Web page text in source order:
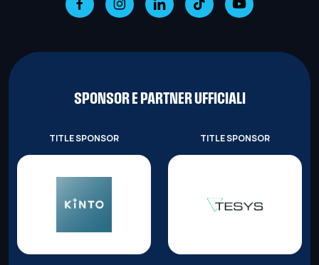
SPONSOR E PARTNER UFFICIALI
TITLE SPONSOR TITLE SPONSOR